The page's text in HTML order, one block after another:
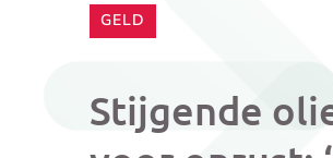
CATEGORIE:
GELD
Stijgende